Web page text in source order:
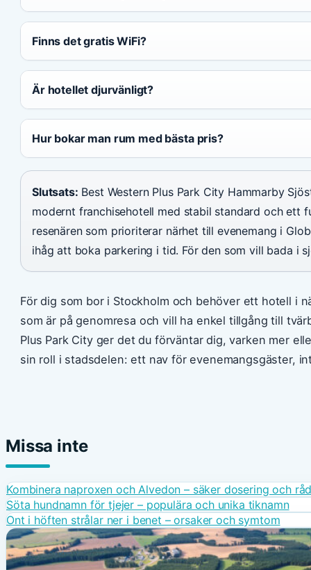
Finns det gratis WiFi?
Är hotellet djurvänligt?
Hur bokar man rum med bästa pris?
Slutsats: Best Western Plus Park City Hammarby
modernt franchisehotell med stabil standard och ett
resenären som prioriterar närhet till evenemang i
ihåg att boka parkering i tid. För den som vill bada i
För dig som bor i Stockholm och behöver ett hotell i
som är på genomresa och vill ha enkel tillgång till
Plus Park City ger det du förväntar dig, varken mer
sin roll i stadsdelen: ett nav för evenemangsgäster,
Missa inte
Kombinera naproxen och Alvedon – säker dosering och
Söta hundnamn för tjejer – populära och unika tiknamn
Ont i höften strålar ner i benet – orsaker och symtom